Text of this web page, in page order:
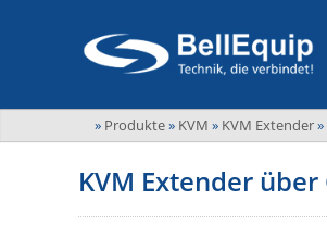
» Produkte» KVM » KVM Extender»
KVM Extender über